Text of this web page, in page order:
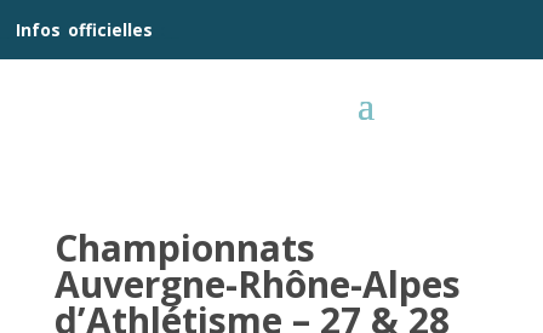
Infos officielles
Championnats
Auvergne-Rhône-Alpes
d’Athlétisme – 27 & 28